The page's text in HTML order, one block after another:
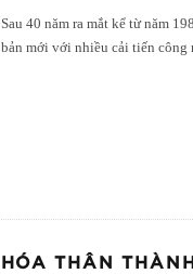
Sau 40 năm ra mắt kể từ năm
bản mới với nhiều cải tiến công
HÓA THÂN